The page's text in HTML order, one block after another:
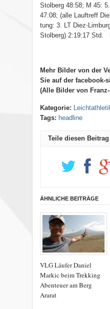
Stolberg 48:58; M 45:
47:08; (alle Lauftreff
tung: 3. LT Diez-
Stolberg) 2:19:17 Std.
Mehr Bilder von der
Sie auf der facebook-
(Alle Bilder von
Kategorie:
Tags: headline
Teile diesen Beitrag
ÄHNLICHE BEITRÄGE
VLG Läufer Daniel
Markic beim Trekking
Abenteuer am Berg
Ararat